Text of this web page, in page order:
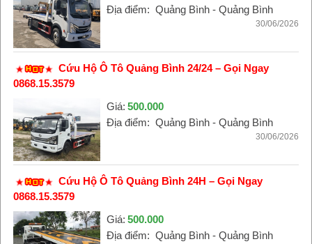
Địa điểm: Quảng Bình - Quảng Bình
30/06/2026
Cứu Hộ Ô Tô Quảng Bình 24/24 – Gọi Ngay
0868.15.3579
Giá: 500.000
Địa điểm: Quảng Bình - Quảng Bình
30/06/2026
Cứu Hộ Ô Tô Quảng Bình 24H – Gọi Ngay
0868.15.3579
Giá: 500.000
Địa điểm: Quảng Bình - Quảng Bình